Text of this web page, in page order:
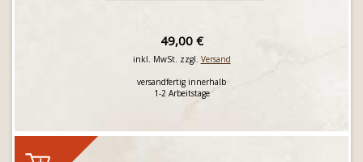
49,00 €
inkl. MwSt. zzgl. Versand
versandfertig innerhalb
1-2 Arbeitstage